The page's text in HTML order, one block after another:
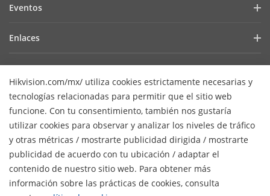
Hikvision.com/mx/ utiliza cookies estrictamente necesarias y
tecnologías relacionadas para permitir que el sitio web
funcione. Con tu consentimiento, también nos gustaría
utilizar cookies para observar y analizar los niveles de tráfico
y otras métricas / mostrarte publicidad dirigida / mostrarte
publicidad de acuerdo con tu ubicación / adaptar el
contenido de nuestro sitio web. Para obtener más
información sobre las prácticas de cookies, consulta
Ciberseguridad
Casos de éxito
Eventos
Enlaces
Core Technologies
Dónde comprar
Soporte en línea
Mapa de sitio
Contáctenos
Suscribirse al Newsletter
© 2026 Hangzhou Hikvision Digital Technology Co., Ltd. Todos
los derechos reservados. Privacy Policy
Cookie Policy